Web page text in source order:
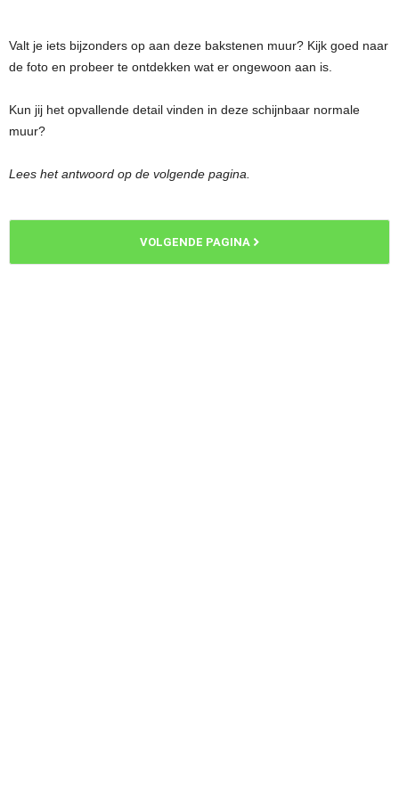
Valt je iets bijzonders op aan deze bakstenen muur? Kijk goed naar
de foto en probeer te ontdekken wat er ongewoon aan is.
Kun jij het opvallende detail vinden in deze schijnbaar normale
muur?
Lees het antwoord op de volgende pagina.
VOLGENDE PAGINA